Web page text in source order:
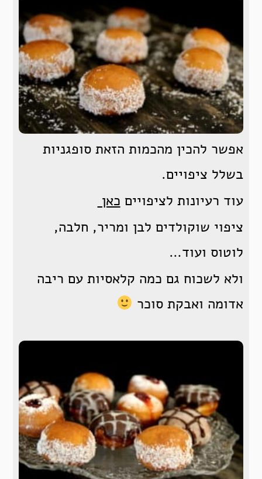
אפשר להכין מהכמות הזאת סופגניות
בשלל ציפויים.
עוד רעיונות לציפויים כאן
ציפוי שוקולדים לבן ומריר, חלבה,
לוטוס ועוד…
ולא לשכוח גם כמה קלאסיות עם ריבה
אדומה ואבקת סוכר